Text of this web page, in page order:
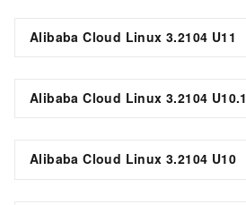
Alibaba Cloud Linux 3.2104 U11
Alibaba Cloud Linux 3.2104 U10.1
Alibaba Cloud Linux 3.2104 U10